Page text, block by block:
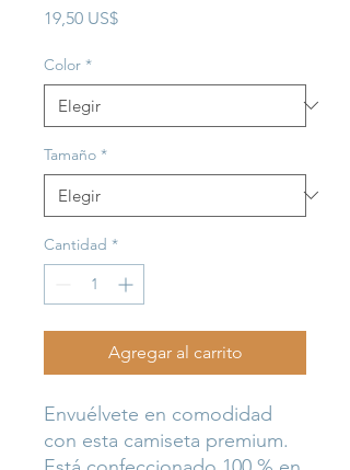
19,50 US$Precio
Color *
Tamaño *
Cantidad *
Agregar al carrito
Envuélvete en comodidad
con esta camiseta premium.